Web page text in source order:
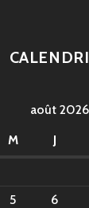
août 2026
M J
5 6